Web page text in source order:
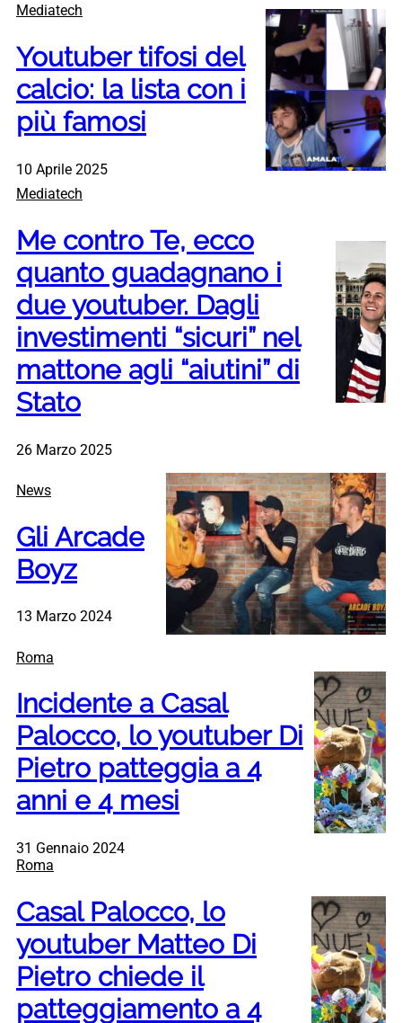
Mediatech
Youtuber tifosi del
calcio: la lista con i
più famosi
10 Aprile 2025
Mediatech
Me contro Te, ecco
quanto guadagnano i
due youtuber. Dagli
investimenti “sicuri” nel
mattone agli “aiutini” di
Stato
26 Marzo 2025
News
Gli Arcade
Boyz
13 Marzo 2024
Roma
Incidente a Casal
Palocco, lo youtuber Di
Pietro patteggia a 4
anni e 4 mesi
31 Gennaio 2024
Roma
Casal Palocco, lo
youtuber Matteo Di
Pietro chiede il
patteggiamento a 4